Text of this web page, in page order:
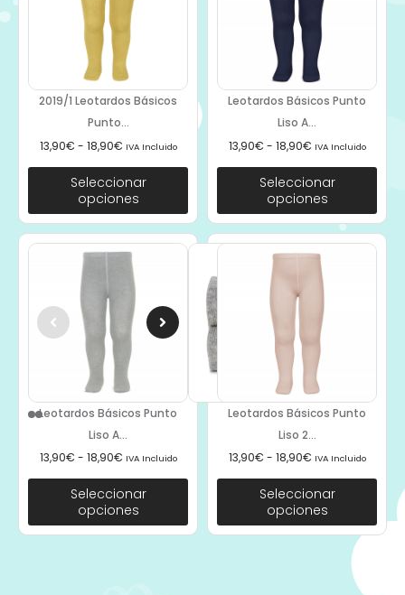
2019/1 Leotardos Básicos
Punto...
13,90€ - 18,90€ IVA Incluido
Seleccionar
opciones
Leotardos Básicos Punto
Liso A...
13,90€ - 18,90€ IVA Incluido
Seleccionar
opciones
Leotardos Básicos Punto
Liso A...
13,90€ - 18,90€ IVA Incluido
Seleccionar
opciones
Leotardos Básicos Punto
Liso 2...
13,90€ - 18,90€ IVA Incluido
Seleccionar
opciones